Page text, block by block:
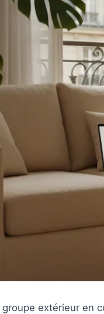
extérieur en